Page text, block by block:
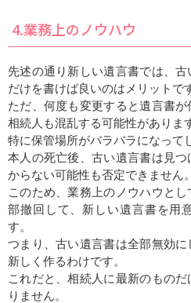
4.業務上のノウハウ
先述の通り新しい遺言書では、
だけを書けば良いのはメリットで
ただ、何度も変更すると遺言書
相続人も混乱する可能性がありま
特に保管場所がバラバラになって
本人の死亡後、古い遺言書は見
からない可能性も否定できません。
このため、業務上のノウハウと
部撤回して、新しい遺言書を用
す。
つまり、古い遺言書は全部無効
新しく作るわけです。
これだと、相続人に最新のもの
りません。